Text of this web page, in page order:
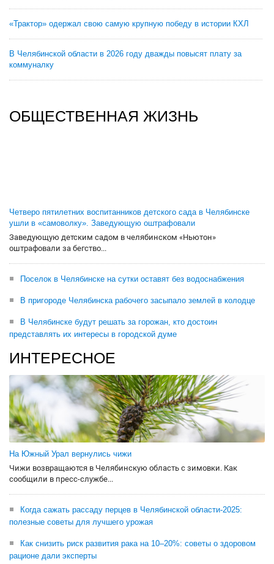
«Трактор» одержал свою самую крупную победу в истории КХЛ
В Челябинской области в 2026 году дважды повысят плату за
коммуналку
ОБЩЕСТВЕННАЯ ЖИЗНЬ
Четверо пятилетних воспитанников детского сада в Челябинске
ушли в «самоволку». Заведующую оштрафовали
Заведующую детским садом в челябинском «Ньютон»
оштрафовали за бегство...
Поселок в Челябинске на сутки оставят без водоснабжения
В пригороде Челябинска рабочего засыпало землей в колодце
В Челябинске будут решать за горожан, кто достоин
представлять их интересы в городской думе
ИНТЕРЕСНОЕ
На Южный Урал вернулись чижи
Чижи возвращаются в Челябинскую область с зимовки. Как
сообщили в пресс-службе...
Когда сажать рассаду перцев в Челябинской области-2025:
полезные советы для лучшего урожая
Как снизить риск развития рака на 10–20%: советы о здоровом
рационе дали эксперты